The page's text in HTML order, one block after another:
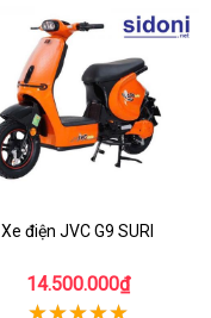
Xe điện JVC G9 SURI
14.500.000₫